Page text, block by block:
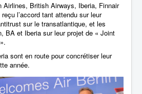
Airlines, British Airways, Iberia, Finnair
l’accord tant attendu sur leur
sur le transatlantique, et les
BA et Iberia sur leur projet de « Joint
sont en route pour concrétiser leur
année.